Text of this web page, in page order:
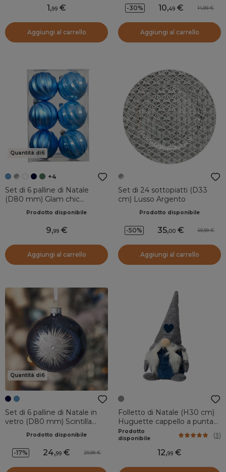
1 ,99
Aggiungi al carrello
-30% 10,49 14,99
Aggiungi al carrello
Quantità di6
+4
Set di 6 palline di Natale
(D80 mm) Glam chic
AzzurroProdotto disponibile
9,99
Aggiungi al carrello
Set di 24 sottopiatti (D33
cm) Lusso Argento
Prodotto disponibile
-50% 35,00 69,99
Aggiungi al carrello
Quantità di6
Set di 6 palline di Natale in
vetro (D80 mm) Scintilla
d'inverno Blu notte e
ArgentoProdotto disponibile
-17% 24,99 29,99
Folletto di Natale (H30 cm)
Huguette cappello a punta
Grigio
Prodotto
disponibile
(3)
12,99